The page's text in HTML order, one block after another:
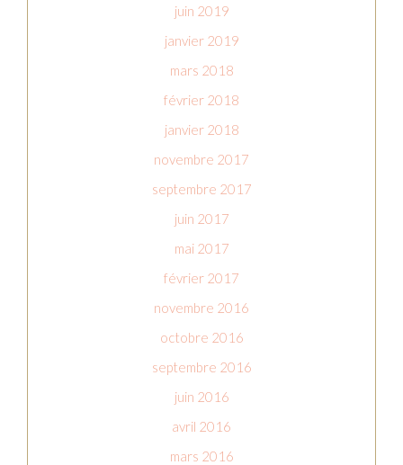
juin 2019
janvier 2019
mars 2018
février 2018
janvier 2018
novembre 2017
septembre 2017
juin 2017
mai 2017
février 2017
novembre 2016
octobre 2016
septembre 2016
juin 2016
avril 2016
mars 2016